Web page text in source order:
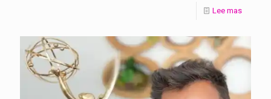
Lee mas